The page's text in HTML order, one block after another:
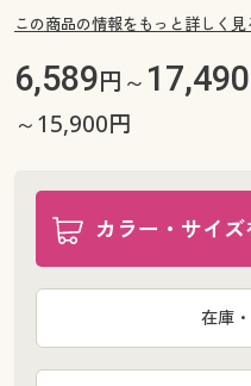
幅100×丈160(2枚組) ◎ 在庫
幅100×丈170(2枚組) ◎ 在庫
幅100×丈185(2枚組) ◎ 在庫あ
幅100×丈195(2枚組) ◎ 在庫あ
幅100×丈200(2枚組) ◎ 在庫
幅100×丈205(2枚組) ◎ 在庫あ
幅100×丈210(2枚組) ◎ 在庫
幅100×丈215(2枚組) ◎ 在庫
幅100×丈220(2枚組) ◎ 在庫
この商品の情報をもっと詳しく見
6,589円～ 17,490
～15,900円
カラー・サイ
在庫